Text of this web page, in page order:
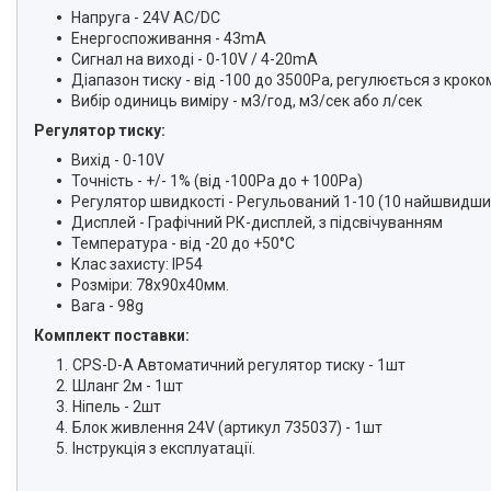
Напруга - 24V AC/DC
Енергоспоживання - 43mA
Сигнал на виході - 0-10V / 4-20mA
Діапазон тиску - від -100 до 3500Pa, регулюється з
Вибір одиниць виміру - м3/год, м3/сек або л/сек
Регулятор тиску:
Вихід - 0-10V
Точність - +/- 1% (від -100Pa до + 100Pa)
Регулятор швидкості - Регульований 1-10 (10
Дисплей - Графічний РК-дисплей, з підсвічуванням
Температура - від -20 до +50°C
Клас захисту: IР54
Розміри: 78х90х40мм.
Вага - 98g
Комплект поставки:
CPS-D-A Автоматичний регулятор тиску - 1шт
Шланг 2м - 1шт
Ніпель - 2шт
Блок живлення 24V (артикул 735037) - 1шт
Інструкція з експлуатації.